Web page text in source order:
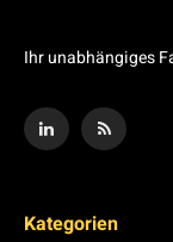
Ihr unabhängiges
Kategorien